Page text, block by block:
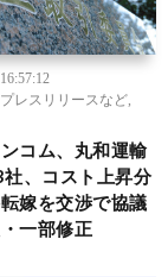
プレスリリースなど
コム、丸和運輸
、コスト上昇分
嫁を交渉で協議
一部修正